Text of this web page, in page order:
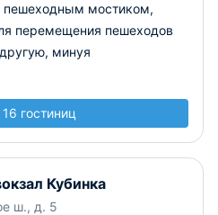
мостиком,
перемещения пешеходов
минуя
гостиниц
Кубинка
ш., д. 5